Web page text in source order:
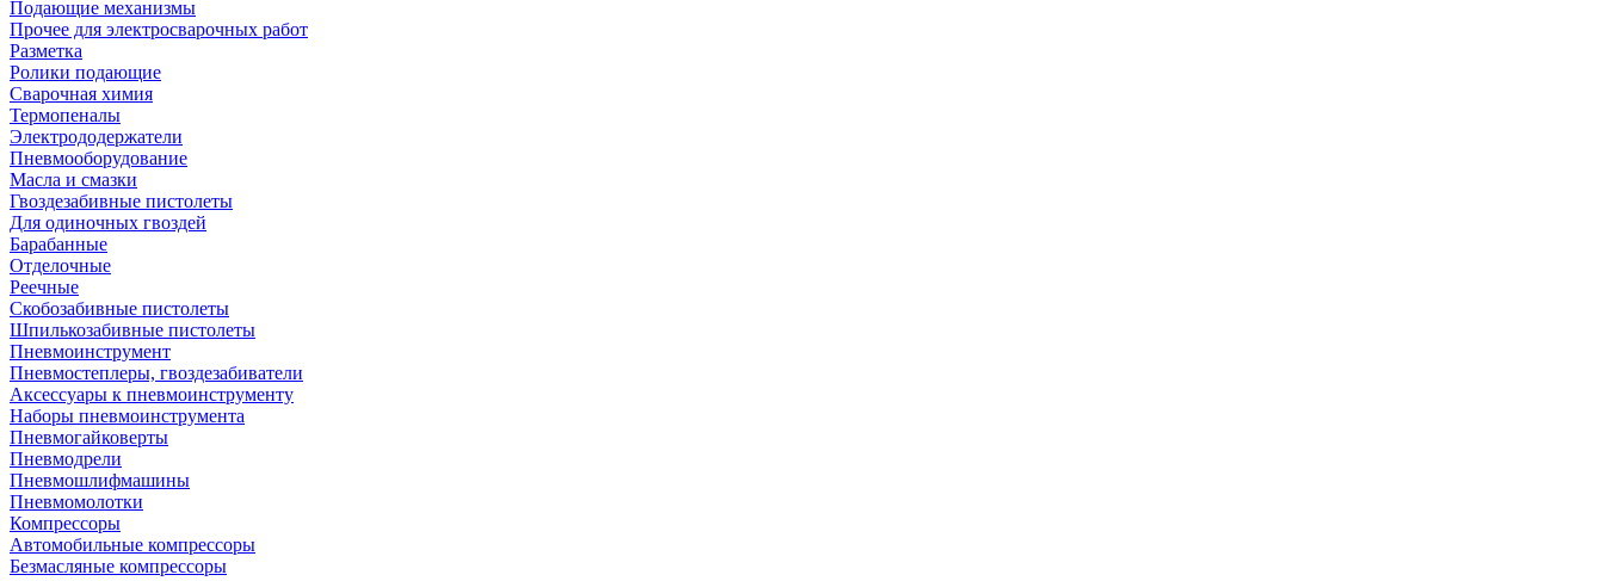
Подающие механизмы
Прочее для электросварочных работ
Разметка
Ролики подающие
Сварочная химия
Термопеналы
Электрододержатели
Пневмооборудование
Масла и смазки
Гвоздезабивные пистолеты
Для одиночных гвоздей
Барабанные
Отделочные
Реечные
Скобозабивные пистолеты
Шпилькозабивные пистолеты
Пневмоинструмент
Пневмостеплеры, гвоздезабиватели
Аксессуары к пневмоинструменту
Наборы пневмоинструмента
Пневмогайковерты
Пневмодрели
Пневмошлифмашины
Пневмомолотки
Компрессоры
Автомобильные компрессоры
Безмасляные компрессоры